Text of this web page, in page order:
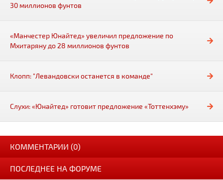
30 миллионов фунтов
«Манчестер Юнайтед» увеличил предложение по
Мхитаряну до 28 миллионов фунтов
Клопп: "Левандовски останется в команде"
Слухи: «Юнайтед» готовит предложение «Тоттенхэму»
КОММЕНТАРИИ (0)
ПОСЛЕДНЕЕ НА ФОРУМЕ